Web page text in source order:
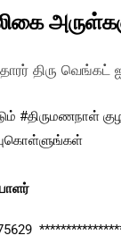
திரு வெங்கட்
#திருமணநாள்